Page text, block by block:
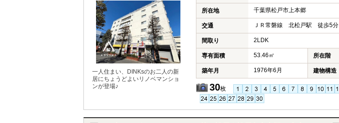
一人住まい、DINKsのお二人の新
居にちょうどよいリノベマンショ
ンが登場♪
所在地 千葉県松戸市上本郷
交通 ＪＲ常磐線 北松戸駅 徒歩5分
間取り 2LDK
専有面積 53.46㎡ 所在階
築年月 1976年6月 建物構造
30枚